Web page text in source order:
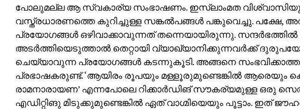
പോലുമല്ല ആ സ്വകാര്യ സംഭാഷണം. ഇസ്‌ലാംമത
വസ്ത്രധാരണത്തെ കുറിച്ചുള്ള സങ്കല്‍പങ്ങള്‍ പങ്കുവെച്ചു. പക്ഷേ,
പ്രയോഗങ്ങള്‍ ഒഴിവാക്കാവുന്നത് തന്നെയായിരുന്നു. സന്ദര്‍ഭത്തില്‍
അടര്‍ത്തിയെടുത്താല്‍ തെറ്റായി വ്യാഖ്യാനിക്കുന്നവര്‍ക്ക്
ചെയ്യാവുന്ന പ്രയോഗങ്ങള്‍ കടന്നുകൂടി. അങ്ങനെ
പ്രഭാഷകരുണ്ട്. ‘ആയിരം രൂപയും മള്ളൂരുമുണ്ടെങ്കില്‍ ആരെയും
രാമനാരായണ’ എന്നപോലെ റിക്കാര്‍ഡിങ് സൗകര്യമുള്ള ഒരു
എഡിറ്റിങു മിടുക്കുമുണ്ടെങ്കില്‍ ഏത് വാഗ്മിയെയും പൂട്ടാം. ഇത്